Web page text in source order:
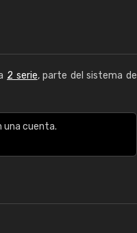
2 serie, parte del sistema de
una cuenta.